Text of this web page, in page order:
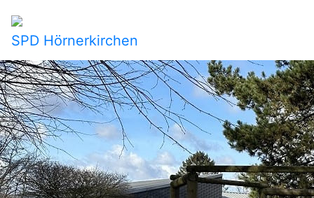
SPD Hörnerkirchen